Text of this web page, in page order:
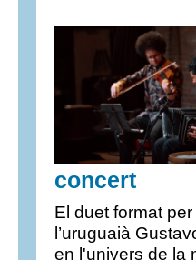
concert
El duet format
l’uruguaià
en l'univers de la